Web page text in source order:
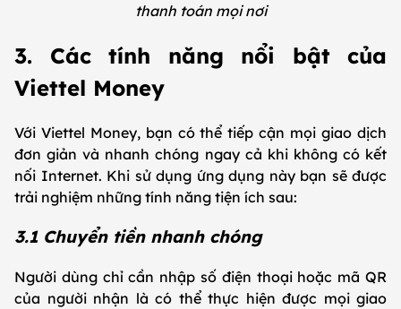
thanh toán mọi nơi
3. Các tính năng nổi bật của
Viettel Money
Với Viettel Money, bạn có thể tiếp cận mọi giao dịch
đơn giản và nhanh chóng ngay cả khi không có kết
nối Internet. Khi sử dụng ứng dụng này bạn sẽ được
trải nghiệm những tính năng tiện ích sau:
3.1 Chuyển tiền nhanh chóng
Người dùng chỉ cần nhập số điện thoại hoặc mã QR
của người nhận là có thể thực hiện được mọi giao